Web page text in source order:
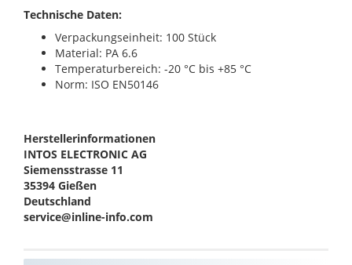
Technische Daten:
Verpackungseinheit: 100 Stück
Material: PA 6.6
Temperaturbereich: -20 °C bis +85 °C
Norm: ISO EN50146
Herstellerinformationen
INTOS ELECTRONIC AG
Siemensstrasse 11
35394 Gießen
Deutschland
service@inline-info.com